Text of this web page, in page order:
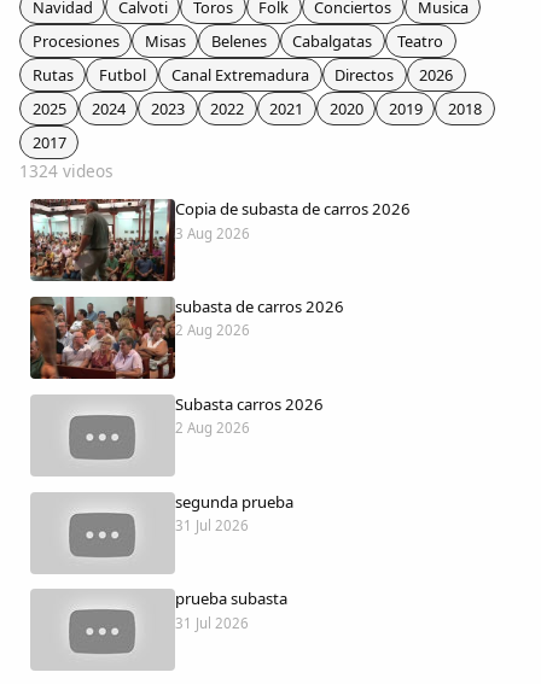
AlkoTV
Biblioteca
Periódico Alconétar
Foros
Idiosincrasia
Diccionario
Traductor
Dichos
Cancionero Local
Apodos
Navidad
Calvoti Toros Folk Conciertos
Musica
Procesiones
Misas Belenes Cabalgatas
Teatro
Rutas
Futbol Canal Extremadura Directos
2026
2025
2024 2023 2022 2021 2020 2019
2018
2017
1324 videos
Copia de subasta de carros 2026
3 Aug 2026
subasta de carros 2026
2 Aug 2026
Subasta carros 2026
2 Aug 2026
segunda prueba
31 Jul 2026
prueba subasta
31 Jul 2026